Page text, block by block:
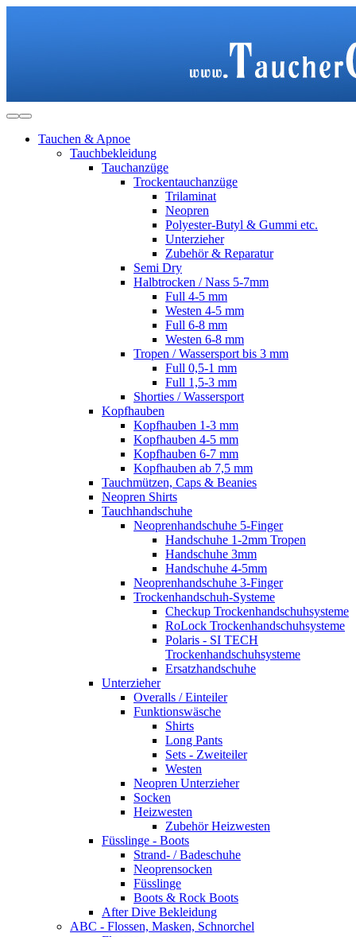
Tauchen & Apnoe
Tauchbekleidung
Tauchanzüge
Trockentauchanzüge
Trilaminat
Neopren
Polyester-Butyl & Gummi etc.
Unterzieher
Zubehör & Reparatur
Semi Dry
Halbtrocken / Nass 5-7mm
Full 4-5 mm
Westen 4-5 mm
Full 6-8 mm
Westen 6-8 mm
Tropen / Wassersport bis 3 mm
Full 0,5-1 mm
Full 1,5-3 mm
Shorties / Wassersport
Kopfhauben
Kopfhauben 1-3 mm
Kopfhauben 4-5 mm
Kopfhauben 6-7 mm
Kopfhauben ab 7,5 mm
Tauchmützen, Caps & Beanies
Neopren Shirts
Tauchhandschuhe
Neoprenhandschuhe 5-Finger
Handschuhe 1-2mm Tropen
Handschuhe 3mm
Handschuhe 4-5mm
Neoprenhandschuhe 3-Finger
Trockenhandschuh-Systeme
Checkup Trockenhandschuhsysteme
RoLock Trockenhandschuhsysteme
Polaris - SI TECH
Trockenhandschuhsysteme
Ersatzhandschuhe
Unterzieher
Overalls / Einteiler
Funktionswäsche
Shirts
Long Pants
Sets - Zweiteiler
Westen
Neopren Unterzieher
Socken
Heizwesten
Zubehör Heizwesten
Füsslinge - Boots
Strand- / Badeschuhe
Neoprensocken
Füsslinge
Boots & Rock Boots
After Dive Bekleidung
ABC - Flossen, Masken, Schnorchel